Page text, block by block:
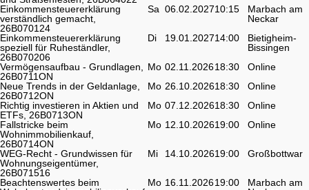
Einkommensteuererklärung
verständlich gemacht,
26B070124
Sa 06.02.202710:15
Marbach am
Neckar
Einkommensteuererklärung
speziell für Ruheständler,
26B070206
Di 19.01.202714:00
Bietigheim-
Bissingen
Vermögensaufbau - Grundlagen,
26B0711ON
Mo 02.11.202618:30
Online
Neue Trends in der Geldanlage,
26B0712ON
Mo 26.10.202618:30
Online
Richtig investieren in Aktien und
ETFs, 26B0713ON
Mo 07.12.202618:30
Online
Fallstricke beim
Wohnimmobilienkauf,
26B0714ON
Mo 12.10.202619:00 Online
WEG-Recht - Grundwissen für
Wohnungseigentümer,
26B071516
Mi 14.10.202619:00 Großbottwar
Beachtenswertes beim
Mo 16.11.202619:00
Marbach am